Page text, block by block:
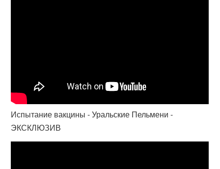
Испытание вакцины - Уральские Пельмени -
ЭКСКЛЮЗИВ